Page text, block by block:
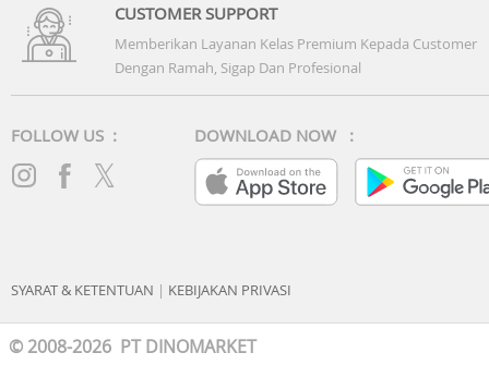
CUSTOMER SUPPORT
Memberikan Layanan Kelas Premium Kepada Customer
Dengan Ramah, Sigap Dan Profesional
FOLLOW US : DOWNLOAD NOW :
SYARAT & KETENTUAN | KEBIJAKAN PRIVASI
© 2008-2026 PT DINOMARKET